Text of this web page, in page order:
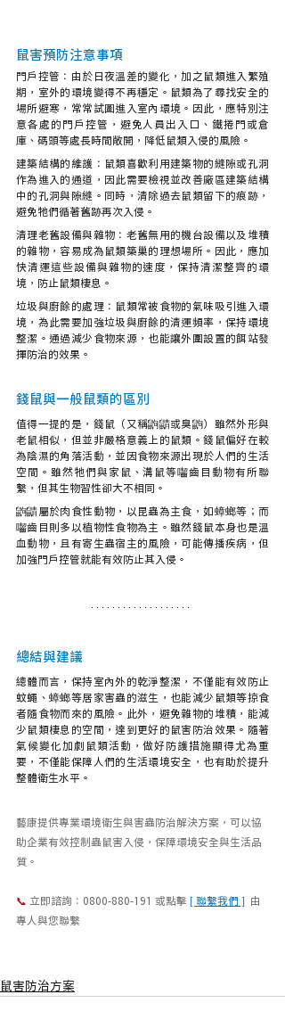
鼠害預防注意事項
門戶控管：由於日夜溫差的變化，加之鼠類進入繁殖
期，室外的環境變得不再穩定。鼠類為了尋找安全的
場所避寒，常常試圖進入室內環境。因此，應特別注
意各處的門戶控管，避免人員出入口、鐵捲門或倉
庫、碼頭等處長時間敞開，降低鼠類入侵的風險。
建築結構的維護：鼠類喜歡利用建築物的縫隙或孔洞
作為進入的通道，因此需要檢視並改善廠區建築結構
中的孔洞與隙縫。同時，清除過去鼠類留下的痕跡，
避免牠們循著舊跡再次入侵。
清理老舊設備與雜物：老舊無用的機台設備以及堆積
的雜物，容易成為鼠類築巢的理想場所。因此，應加
快清運這些設備與雜物的速度，保持清潔整齊的環
境，防止鼠類棲息。
垃圾與廚餘的處理：鼠類常被食物的氣味吸引進入環
境，為此需要加強垃圾與廚餘的清運頻率，保持環境
整潔。通過減少食物來源，也能讓外圍設置的餌站發
揮防治的效果。
錢鼠與一般鼠類的區別
值得一提的是，錢鼠（又稱鼩鼱或臭鼩）雖然外形與
老鼠相似，但並非嚴格意義上的鼠類。錢鼠偏好在較
為陰濕的角落活動，並因食物來源出現於人們的生活
空間。雖然牠們與家鼠、溝鼠等囓齒目動物有所聯
繫，但其生物習性卻大不相同。
鼩鼱屬於肉食性動物，以昆蟲為主食，如蟑螂等；而
囓齒目則多以植物性食物為主。雖然錢鼠本身也是溫
血動物，且有寄生蟲宿主的風險，可能傳播疾病，但
加強門戶控管就能有效防止其入侵。
總結與建議
總體而言，保持室內外的乾淨整潔，不僅能有效防止
蚊蠅、蟑螂等居家害蟲的滋生，也能減少鼠類等掠食
者隨食物而來的風險。此外，避免雜物的堆積，能減
少鼠類棲息的空間，達到更好的鼠害防治效果。隨著
氣候變化加劇鼠類活動，做好防護措施顯得尤為重
要，不僅能保障人們的生活環境安全，也有助於提升
整體衛生水平。
藝康提供專業環境衛生與害蟲防治解決方案，可以協
助企業有效控制蟲鼠害入侵，保障環境安全與生活品
質。
📞 立即諮詢：0800-880-191 或點擊 [ 聯繫我們 ] 由
專人與您聯繫
鼠害防治方案